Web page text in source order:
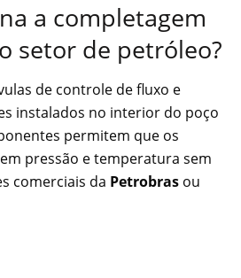
a completagem
setor de petróleo?
de controle de fluxo e
instalados no interior do poço
permitem que os
pressão e temperatura sem
comerciais da Petrobras ou